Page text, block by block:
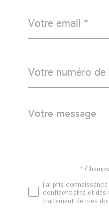
*
*
Fieldset
Message
*
Validation
*
j'ai pris
confidentialité et
traitement de mes